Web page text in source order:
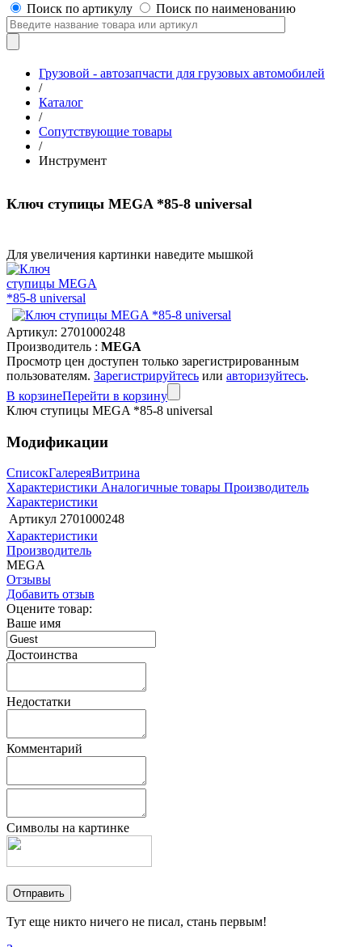
Поиск по артикулу
Поиск по наименованию
Грузовой - автозапчасти для грузовых автомобилей
/
Каталог
/
Сопутствующие товары
/
Инструмент
Ключ ступицы MEGA *85-8 universal
Для увеличения картинки наведите мышкой
Артикул: 2701000248
Производитель : MEGA
Просмотр цен доступен только зарегистрированным
пользователям. Зарегистрируйтесь или авторизуйтесь.
В корзинеПерейти в корзину
Ключ ступицы MEGA *85-8 universal
Модификации
СписокГалереяВитрина
Характеристики Аналогичные товары Производитель
Характеристики
Артикул 2701000248
Характеристики
Производитель
MEGA
Отзывы
Добавить отзыв
Оцените товар:
Ваше имя
Достоинства
Недостатки
Комментарий
Символы на картинке
Тут еще никто ничего не писал, стань первым!